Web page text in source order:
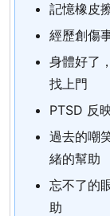
記憶橡皮
經歷創傷
身體好了
找上門
PTSD 反
過去的嘲
緒的幫助
忘不了的
助